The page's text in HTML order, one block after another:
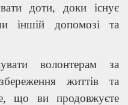
доти, доки існує
іншій допомозі та
волонтерам за
життів та
що ви продовжуєте